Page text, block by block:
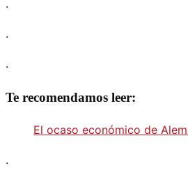
.
.
.
Te recomendamos leer:
El ocaso económico de
.